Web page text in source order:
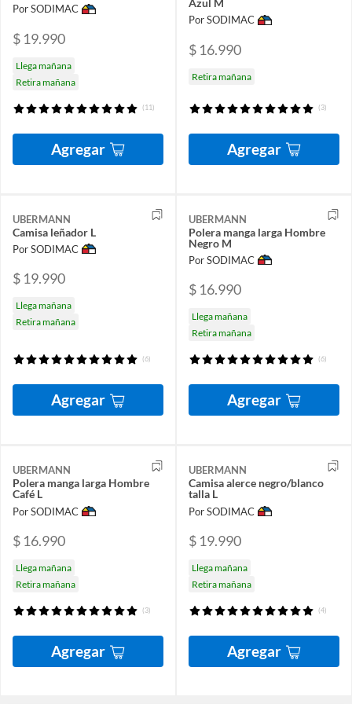
Por SODIMAC
$ 19.990
Llega mañana
Retira mañana
(11)
Agregar
Azul M
Por SODIMAC
$ 16.990
Retira mañana
(3)
Agregar
UBERMANN
Camisa leñador L
Por SODIMAC
$ 19.990
Llega mañana
Retira mañana
(6)
Agregar
UBERMANN
Polera manga larga Hombre
Negro M
Por SODIMAC
$ 16.990
Llega mañana
Retira mañana
(6)
Agregar
UBERMANN
Polera manga larga Hombre
Café L
Por SODIMAC
$ 16.990
Llega mañana
Retira mañana
(3)
Agregar
UBERMANN
Camisa alerce negro/blanco
talla L
Por SODIMAC
$ 19.990
Llega mañana
Retira mañana
(4)
Agregar